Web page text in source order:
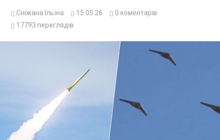
Сніжана Ільїна 15.05.26 0 коментарів
17793 переглядів